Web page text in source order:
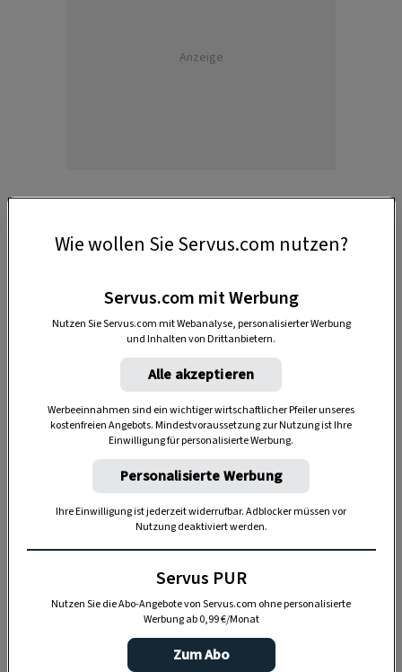
Anzeige
DAS KÖNNTE SIE AUCH INTERESSIEREN
BRAUCHTUM
Mariä Lichtmess: Weihnachten ade!
Sankt Blasius stößt dem Winter die
Hörner ab.
Wie wollen Sie Servus.com nutzen?
Servus.com mit Werbung
Nutzen Sie Servus.com mit Webanalyse, personalisierter Werbung
und Inhalten von Drittanbietern.
Alle akzeptieren
Werbeeinnahmen sind ein wichtiger wirtschaftlicher Pfeiler unseres
kostenfreien Angebots. Mindestvoraussetzung zur Nutzung ist Ihre
Einwilligung für personalisierte Werbung.
Personalisierte Werbung
Ihre Einwilligung ist jederzeit widerrufbar. Adblocker müssen vor
Nutzung deaktiviert werden.
Servus PUR
Nutzen Sie die Abo-Angebote von Servus.com ohne personalisierte
Werbung ab 0,99 €/Monat
Zum Abo